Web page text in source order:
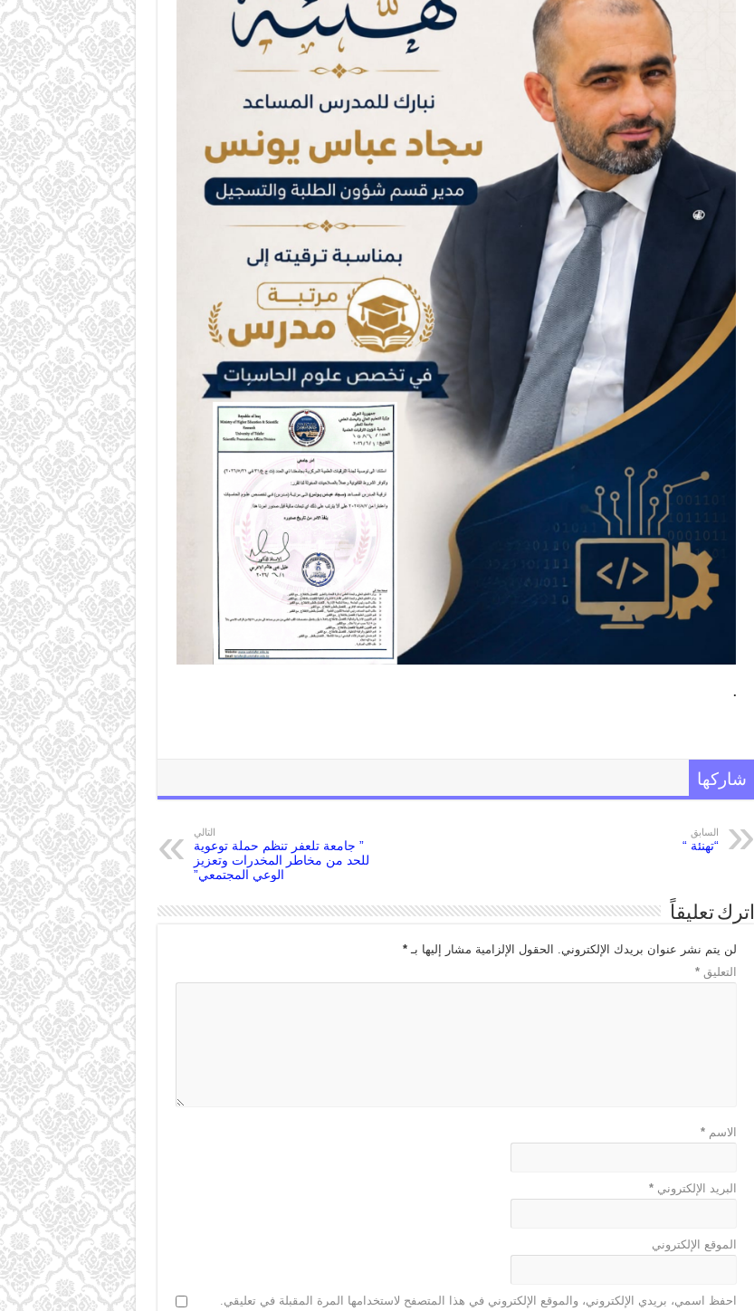
.
شاركها
السابق
“تهنئة “
التالي
” جامعة تلعفر تنظم حملة توعوية
للحد من مخاطر المخدرات وتعزيز
الوعي المجتمعي”
اترك تعليقاً
لن يتم نشر عنوان بريدك الإلكتروني. الحقول الإلزامية مشار إليها بـ*
التعليق*
الاسم*
البريد الإلكتروني*
الموقع الإلكتروني
احفظ اسمي، بريدي الإلكتروني، والموقع الإلكتروني في هذا المتصفح لاستخدامها المرة المقبلة في تعليقي.